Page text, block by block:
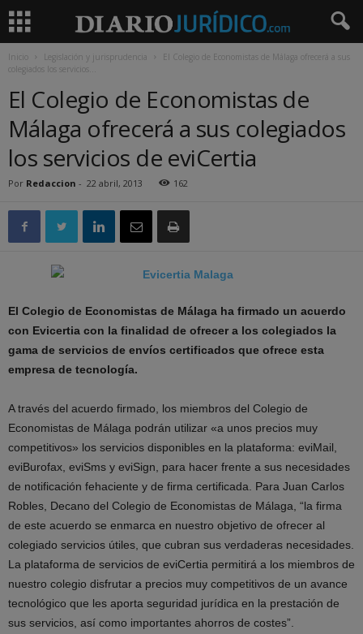
Inicio Legislación y jurisprudencia
El Colegio de Economistas de Málaga ofrecerá a sus
colegiados los servicios...
El Colegio de Economistas de
Málaga ofrecerá a sus colegiados
los servicios de eviCertia
Por Redaccion - 22 abril, 2013 162
El Colegio de Economistas de Málaga ha firmado un acuerdo
con Evicertia con la finalidad de ofrecer a los colegiados la
gama de servicios de envíos certificados que ofrece esta
empresa de tecnología.
A través del acuerdo firmado, los miembros del Colegio de
Economistas de Málaga podrán utilizar «a unos precios muy
competitivos» los servicios disponibles en la plataforma: eviMail,
eviBurofax, eviSms y eviSign, para hacer frente a sus necesidades
de notificación fehaciente y de firma certificada. Para Juan Carlos
Robles, Decano del Colegio de Economistas de Málaga, “la firma
de este acuerdo se enmarca en nuestro objetivo de ofrecer al
colegiado servicios útiles, que cubran sus verdaderas necesidades.
La plataforma de servicios de eviCertia permitirá a los miembros de
nuestro colegio disfrutar a precios muy competitivos de un avance
tecnológico que les aporta seguridad jurídica en la prestación de
sus servicios, así como importantes ahorros de costes”.